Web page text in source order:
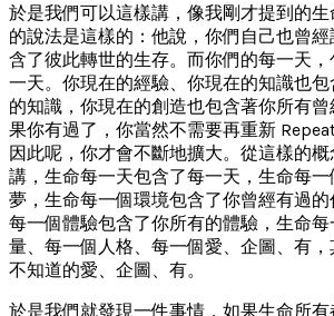
於是我們可以這樣講，像我剛才提到的
的說法是這樣的：他說，你們自己也曾
含了彼此轉世的生存。而你們的每一天
一天。你現在的經驗、你現在的知識也
的知識，你現在的創造也包含著你所有
果你有過了，你當然不需要再重新
因此呢，你才會不斷地擴大。從這樣的
講，生命每一天包含了每一天，生命每
夢，生命每一個環境包含了你曾經有過
每一個體驗包含了你所有的體驗，生命
量、每一個人格、每一個愛、企圖、有
不知道的愛、企圖、有。
於是我們就發現一件事情，如果生命所